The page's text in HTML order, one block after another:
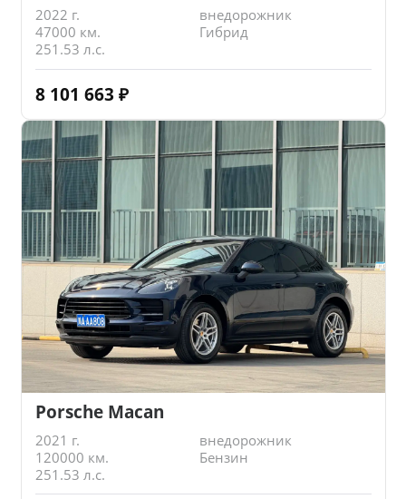
2022 г.
внедорожник
47000 км.
Гибрид
251.53 л.с.
8 101 663 ₽
Porsche Macan
2021 г.
внедорожник
120000 км.
Бензин
251.53 л.с.